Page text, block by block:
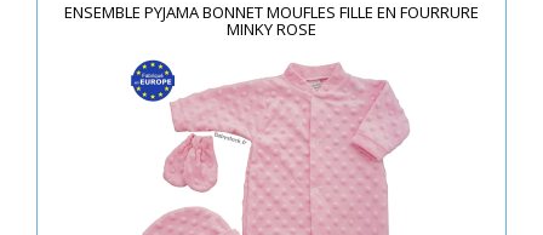
ENSEMBLE PYJAMA BONNET MOUFLES FILLE EN FOURRURE
MINKY ROSE